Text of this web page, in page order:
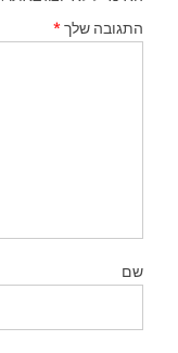
התגובה שלך *
שם